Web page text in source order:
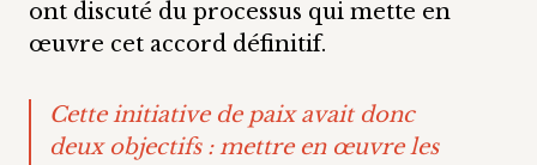
ont discuté du processus qui mette en
œuvre cet accord définitif.
Cette initiative de paix avait donc
deux objectifs : mettre en œuvre les